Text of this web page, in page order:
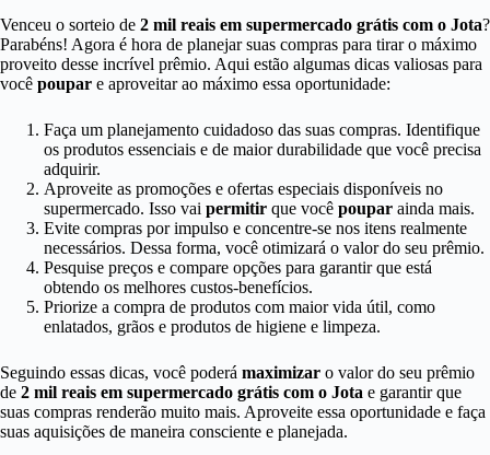
Venceu o sorteio de 2 mil reais em supermercado grátis com o Jota?
Parabéns! Agora é hora de planejar suas compras para tirar o máximo
proveito desse incrível prêmio. Aqui estão algumas dicas valiosas para
você poupar e aproveitar ao máximo essa oportunidade:
Faça um planejamento cuidadoso das suas compras. Identifique
os produtos essenciais e de maior durabilidade que você precisa
adquirir.
Aproveite as promoções e ofertas especiais disponíveis no
supermercado. Isso vai permitir que você poupar ainda mais.
Evite compras por impulso e concentre-se nos itens realmente
necessários. Dessa forma, você otimizará o valor do seu prêmio.
Pesquise preços e compare opções para garantir que está
obtendo os melhores custos-benefícios.
Priorize a compra de produtos com maior vida útil, como
enlatados, grãos e produtos de higiene e limpeza.
Seguindo essas dicas, você poderá maximizar o valor do seu prêmio
de 2 mil reais em supermercado grátis com o Jota e garantir que
suas compras renderão muito mais. Aproveite essa oportunidade e faça
suas aquisições de maneira consciente e planejada.